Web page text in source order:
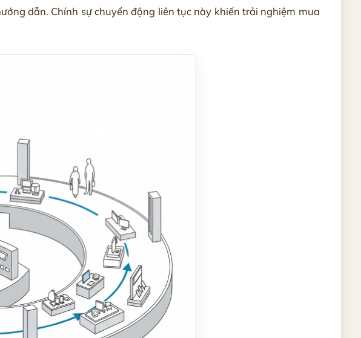
dẫn. Chính sự chuyển động liên tục này khiến trải nghiệm mua